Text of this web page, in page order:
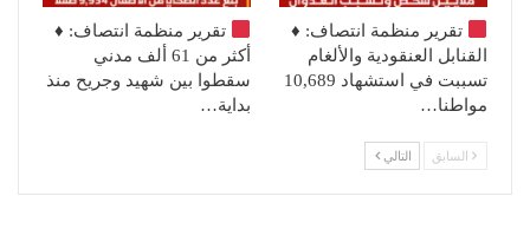
تقرير منظمة انتصاف: ♦️
القنابل العنقودية والألغام
تسببت في استشهاد 10,689
مواطنا…
تقرير منظمة انتصاف: ♦️
أكثر من 61 ألف مدني
سقطوا بين شهيد وجريح منذ
بداية…
السابق التالي